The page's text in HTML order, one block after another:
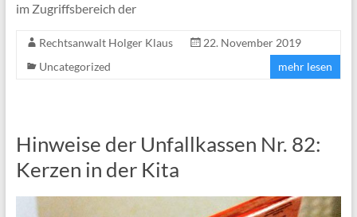
im Zugriffsbereich der
Rechtsanwalt Holger Klaus
22. November 2019
Uncategorized
mehr lesen
Hinweise der Unfallkassen Nr. 82:
Kerzen in der Kita